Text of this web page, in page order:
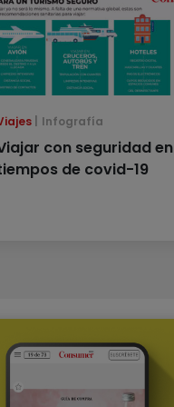
Infografía
con seguridad en
de covid-19
Nuestras Apps